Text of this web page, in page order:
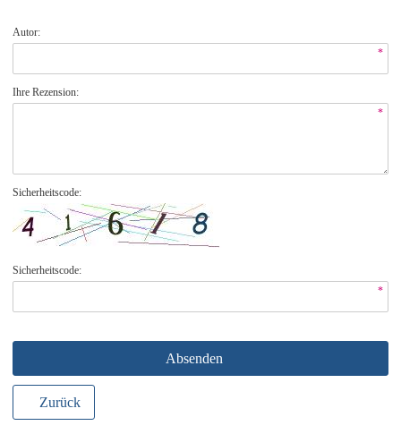
Autor:
*
Ihre Rezension:
*
Sicherheitscode:
Sicherheitscode:
*
Absenden
Zurück